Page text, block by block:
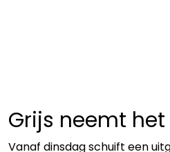
Grijs neemt
Vanaf dinsdag schuift een